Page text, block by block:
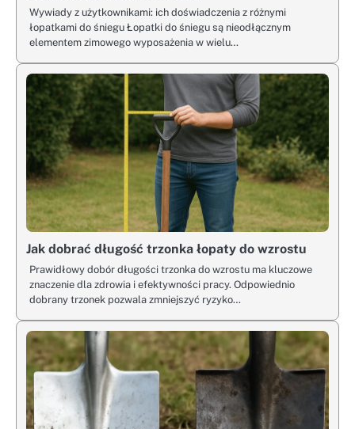
Wywiady z użytkownikami: ich doświadczenia z różnymi
łopatkami do śniegu Łopatki do śniegu są nieodłącznym
elementem zimowego wyposażenia w wielu…
Jak dobrać długość trzonka łopaty do wzrostu
Prawidłowy dobór długości trzonka do wzrostu ma kluczowe
znaczenie dla zdrowia i efektywności pracy. Odpowiednio
dobrany trzonek pozwala zmniejszyć ryzyko…